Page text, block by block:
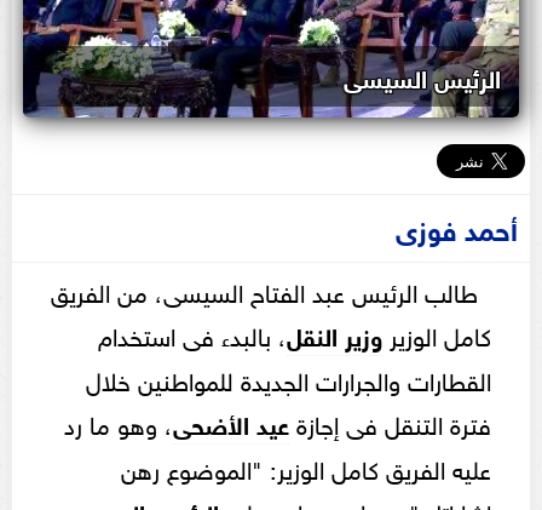
الرئيس السيسى
أحمد فوزى
طالب الرئيس عبد الفتاح السيسى، من الفريق
كامل الوزيروزير النقل، بالبدء فى استخدام
القطارات والجرارات الجديدة للمواطنين خلال
فترة التنقل فى إجازةعيد الأضحى، وهو ما رد
عليه الفريق كامل الوزير: "الموضوع رهن